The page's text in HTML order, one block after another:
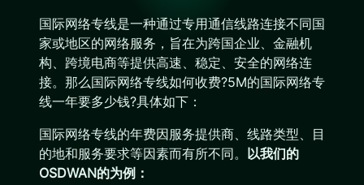
国际网络专线是一种通过专用通信线路连接不同国
家或地区的网络服务，旨在为跨国企业、金融机
构、跨境电商等提供高速、稳定、安全的网络连
接。那么国际网络专线如何收费?5M的国际网络专
线一年要多少钱?具体如下：
国际网络专线的年费因服务提供商、线路类型、目
的地和服务要求等因素而有所不同。 以我们的
OSDWAN的为例：